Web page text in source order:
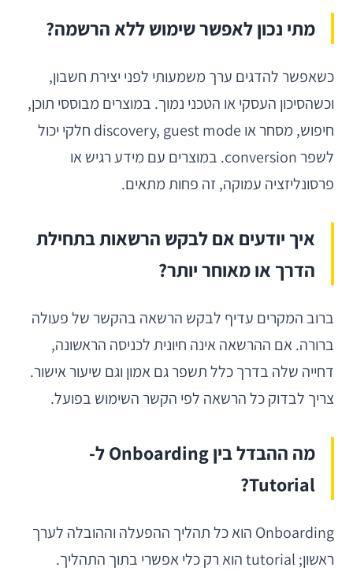
מתי נכון לאפשר שימוש ללא הרשמה?
כשאפשר להדגים ערך משמעותי לפני יצירת חשבון,
וכשהסיכון העסקי או הטכני נמוך. במוצרים מבוססי תוכן,
חיפוש, מסחר או discovery, guest mode חלקי יכול
לשפר conversion. במוצרים עם מידע רגיש או
פרסונליזציה עמוקה, זה פחות מתאים.
איך יודעים אם לבקש הרשאות בתחילת
הדרך או מאוחר יותר?
ברוב המקרים עדיף לבקש הרשאה בהקשר של פעולה
ברורה. אם ההרשאה אינה חיונית לכניסה הראשונה,
דחייה שלה בדרך כלל תשפר גם אמון וגם שיעור אישור.
צריך לבדוק כל הרשאה לפי הקשר השימוש בפועל.
מה ההבדל בין Onboarding ל-
Tutorial?
Onboarding הוא כל תהליך ההפעלה וההובלה לערך
ראשון; tutorial הוא רק כלי אפשרי בתוך התהליך.